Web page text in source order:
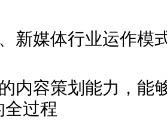
新媒体行业运作模
内容策划能力，能
全过程